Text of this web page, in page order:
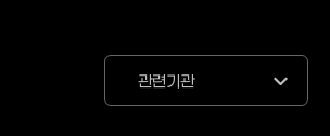
관련기관